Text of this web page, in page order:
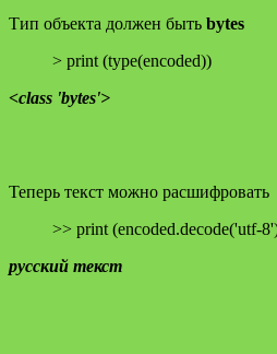
Тип объекта должен быть bytes
> print (type(encoded))
<class 'bytes'>
Теперь текст можно расшифровать
>> print (encoded.decode('utf-
русский текст